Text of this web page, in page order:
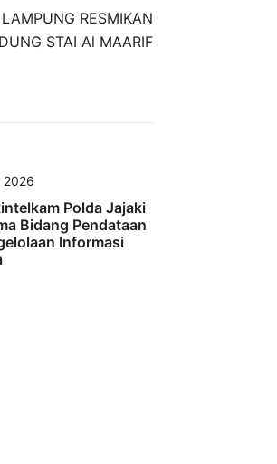
RESMIKAN
STAI Al MAARIF
2026
Polda Jajaki
Bidang Pendataan
Informasi